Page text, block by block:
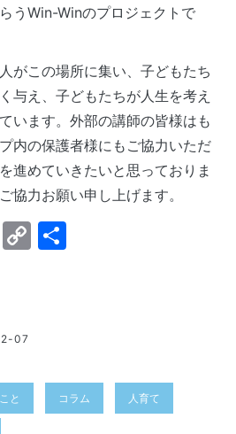
うWin-Winのプロジェクトで
がこの場所に集い、子どもたち
与え、子どもたちが人生を考え
います。外部の講師の皆様はも
内の保護者様にもご協力いただ
進めていきたいと思っておりま
協力お願い申し上げます。
Message
Copy
07
と コラム 人育て